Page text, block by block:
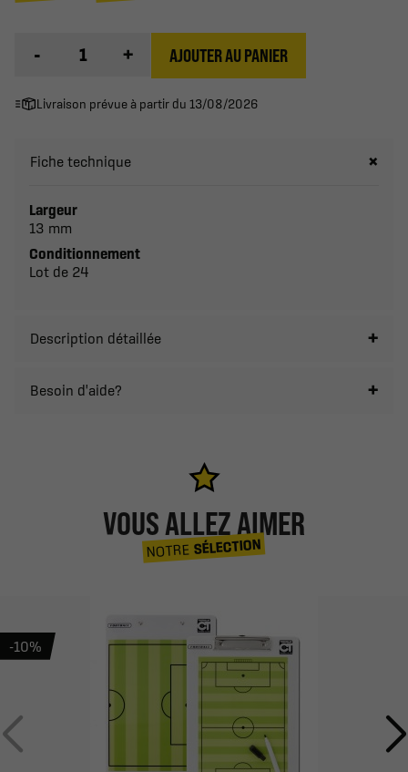
- + AJOUTER AU PANIER
Livraison prévue à partir du 13/08/2026
Fiche technique
Largeur
13 mm
Conditionnement
Lot de 24
Description détaillée
Besoin d'aide?
VOUS ALLEZ AIMER
NOTRESÉLECTION
-10%